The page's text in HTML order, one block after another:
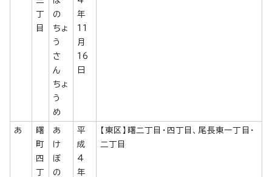
丁
目
の
ちょ
う
さ
ん
ちょ
う
め
年
11
月
16
日
あ
曙
町
四
丁
あ
け
ぼ
の
平
成
4
年
【東区】曙二丁目・四丁目、尾長東一丁目・
二丁目